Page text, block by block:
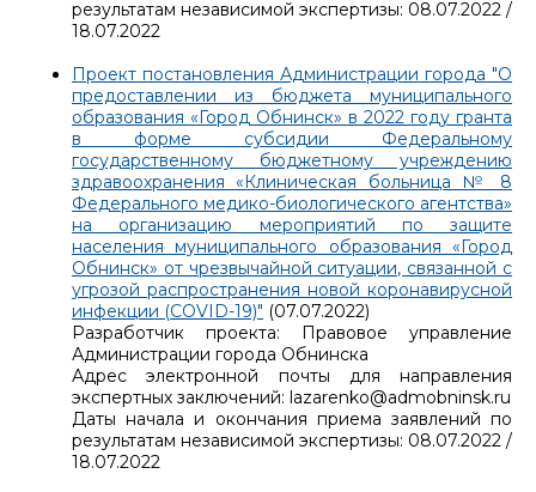
результатам независимой экспертизы: 08.07.2022 /
18.07.2022
Проект постановления Администрации города "О
предоставлении из бюджета муниципального
образования «Город Обнинск» в 2022 году гранта
в форме субсидии Федеральному
государственному бюджетному учреждению
здравоохранения «Клиническая больница № 8
Федерального медико-биологического агентства»
на организацию мероприятий по защите
населения муниципального образования «Город
Обнинск» от чрезвычайной ситуации, связанной с
угрозой распространения новой коронавирусной
инфекции (COVID-19)" (07.07.2022)
Разработчик проекта: Правовое управление
Администрации города Обнинска
Адрес электронной почты для направления
экспертных заключений: lazarenko@admobninsk.ru
Даты начала и окончания приема заявлений по
результатам независимой экспертизы: 08.07.2022 /
18.07.2022